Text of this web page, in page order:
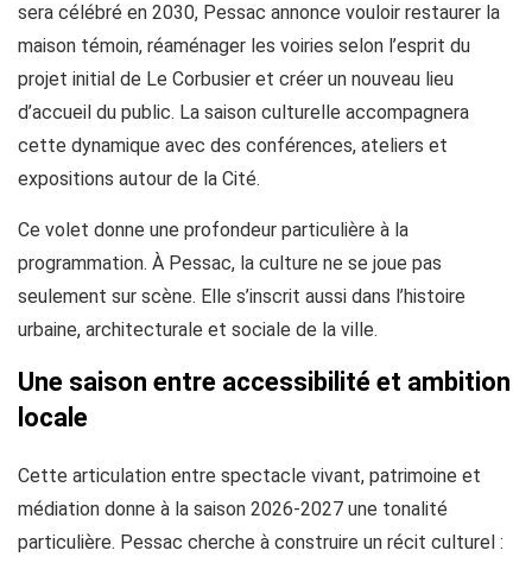
sera célébré en 2030, Pessac annonce vouloir restaurer la
maison témoin, réaménager les voiries selon l’esprit du
projet initial de Le Corbusier et créer un nouveau lieu
d’accueil du public. La saison culturelle accompagnera
cette dynamique avec des conférences, ateliers et
expositions autour de la Cité.
Ce volet donne une profondeur particulière à la
programmation. À Pessac, la culture ne se joue pas
seulement sur scène. Elle s’inscrit aussi dans l’histoire
urbaine, architecturale et sociale de la ville.
Une saison entre accessibilité et ambition
locale
Cette articulation entre spectacle vivant, patrimoine et
médiation donne à la saison 2026-2027 une tonalité
particulière. Pessac cherche à construire un récit culturel :